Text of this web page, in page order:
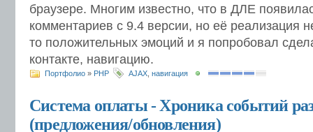
браузере. Многим известно, что в ДЛЕ
комментариев с 9.4 версии, но её реализация
то положительных эмоций и я попробовал
контакте, навигацию.
Портфолио » PHP AJAX навигация
Система оплаты - Хроника событий
(предложения/обновления)